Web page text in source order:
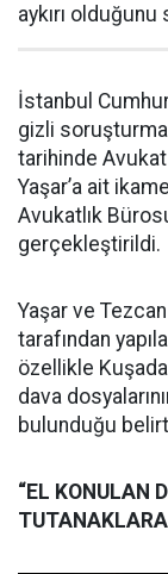
aykırı olduğunu
İstanbul
gizli
tarihinde
Yaşar’a ait
Avukatlık
gerçekleştirildi.
Yaşar ve
tarafından
özellikle
dava
bulunduğu
“EL KONULAN